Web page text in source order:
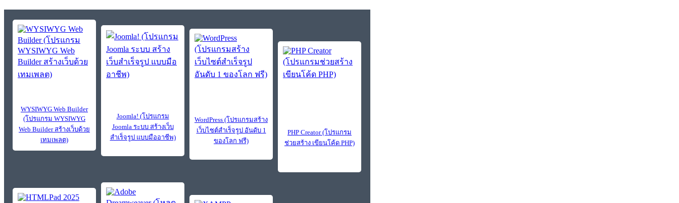
WYSIWYG Web Builder
(โปรแกรม WYSIWYG
Web Builder สร้างเว็บด้วย
เทมเพลต)
Joomla! (โปรแกรม
Joomla ระบบ สร้างเว็บ
สำเร็จรูป แบบมืออาชีพ)
WordPress (โปรแกรมสร้าง
เว็บไซต์สำเร็จรูป อันดับ 1
ของโลก ฟรี)
PHP Creator (โปรแกรม
ช่วยสร้าง เขียนโค้ด PHP)